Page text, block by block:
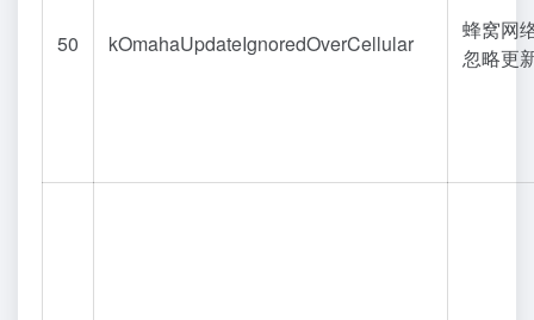
50 kOmahaUpdateIgnoredOverCellular
蜂窝网
忽略更